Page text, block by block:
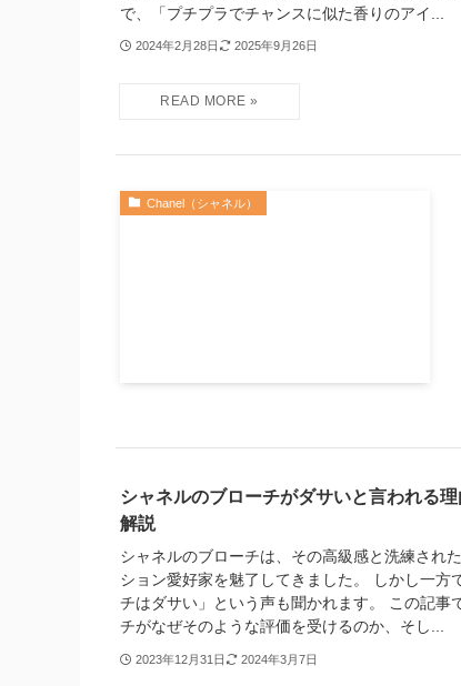
で、「プチプラでチャンスに似た香りのアイ...
2024年2月28日 2025年9月26日
Chanel（シャネル）
シャネルのブローチがダサいと言われる
解説
シャネルのブローチは、その高級感と洗練され
ション愛好家を魅了してきました。 しかし一方
チはダサい」という声も聞かれます。 この記事
チがなぜそのような評価を受けるのか、そし...
2023年12月31日 2024年3月7日